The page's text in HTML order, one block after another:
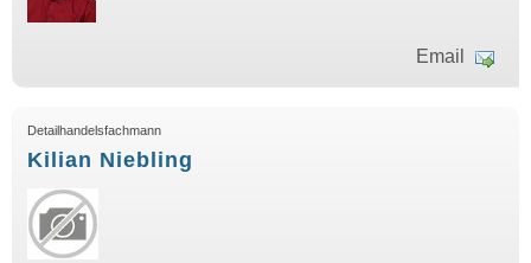
Email
Detailhandelsfachmann
Kilian Niebling